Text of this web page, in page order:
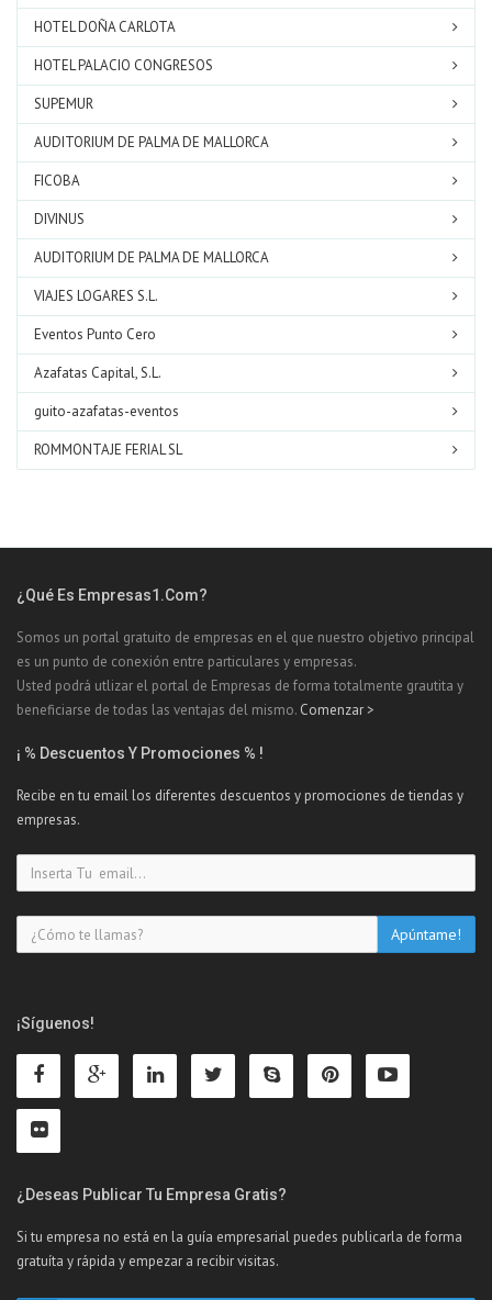
HOTEL DOÑA CARLOTA
HOTEL PALACIO CONGRESOS
SUPEMUR
AUDITORIUM DE PALMA DE MALLORCA
FICOBA
DIVINUS
AUDITORIUM DE PALMA DE MALLORCA
VIAJES LOGARES S.L.
Eventos Punto Cero
Azafatas Capital, S.L.
guito-azafatas-eventos
ROMMONTAJE FERIAL SL
¿Qué Es Empresas1.com?
Somos un portal gratuito de empresas en el que nuestro objetivo principal
es un punto de conexión entre particulares y empresas.
Usted podrá utlizar el portal de Empresas de forma totalmente grautita y
beneficiarse de todas las ventajas del mismo. Comenzar >
¡ % Descuentos Y Promociones % !
Recibe en tu email los diferentes descuentos y promociones de tiendas y
empresas.
¡Síguenos!
¿Deseas Publicar Tu Empresa Gratis?
Si tu empresa no está en la guía empresarial puedes publicarla de forma
gratuíta y rápida y empezar a recibir visitas.